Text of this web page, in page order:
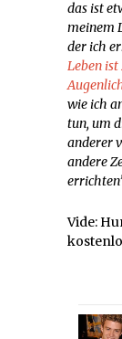
das ist
meinem
der ich
Leben
wie ich
tun, um
anderer
andere
Vide: